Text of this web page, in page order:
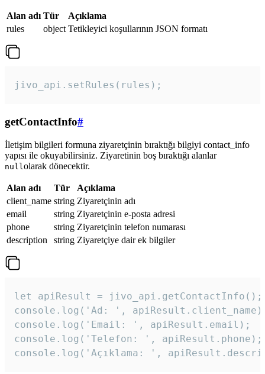
Alan adı Tür
Açıklama
rules
object Tetikleyici koşullarının JSON formatı
jivo_api.setRules(rules);
getContactInfo#
İletişim bilgileri formuna ziyaretçinin bıraktığı bilgiyi contact_info
yapısı ile okuyabilirsiniz. Ziyaretinin boş bıraktığı alanlar
null olarak dönecektir.
Alan adı Tür
Açıklama
client_name string Ziyaretçinin adı
email
string Ziyaretçinin e-posta adresi
phone
string Ziyaretçinin telefon numarası
description
string Ziyaretçiye dair ek bilgiler
let apiResult = jivo_api.getContactInfo();
console.log('Ad: ',
console.log('Email: ', apiResult.email);
console.log('Telefon: ', apiResult.phone);
console.log('Açıklama: ',